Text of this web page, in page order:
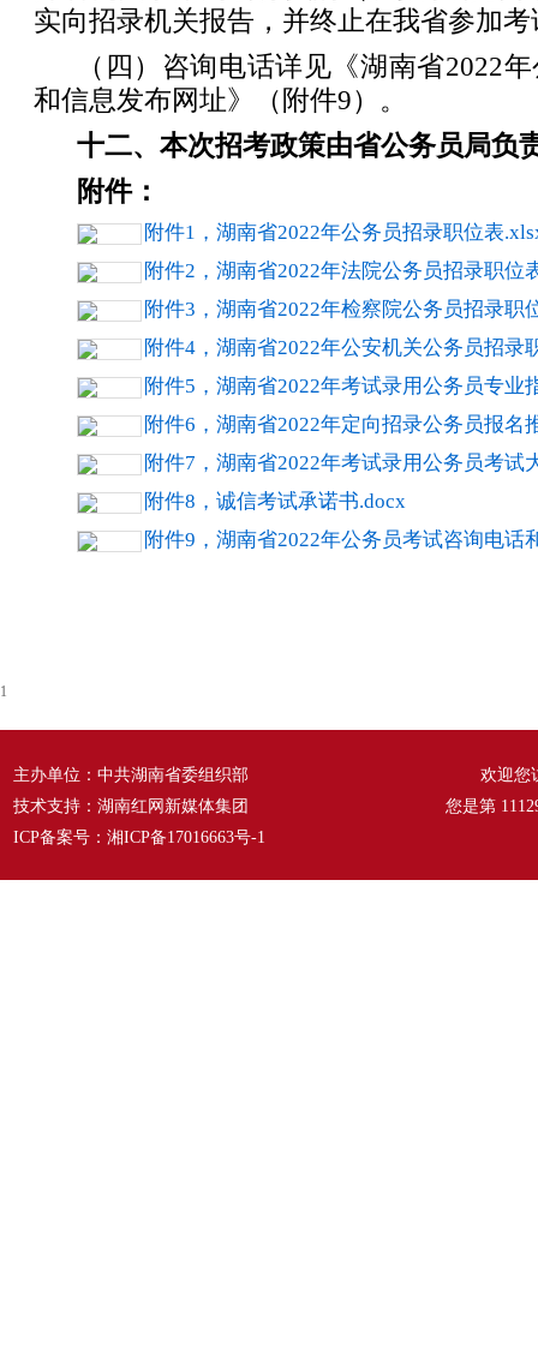
实向招录机关报告，并终止在我省参加
（四）咨询电话详见《湖南省2022
和信息发布网址》（附件9）。
十二、本次招考政策由省公务员局负
附件：
附件1，湖南省2022年公务员招录职位表
附件2，湖南省2022年法院公务员招录职位
附件3，湖南省2022年检察院公务员招录职
附件4，湖南省2022年公安机关公务员招录
附件5，湖南省2022年考试录用公务员专业
附件6，湖南省2022年定向招录公务员报名
附件7，湖南省2022年考试录用公务员考试
附件8，诚信考试承诺书.docx
附件9，湖南省2022年公务员考试咨询电话
1
主办单位：中共湖南省委组织部
技术支持：湖南红网新媒体集团
ICP备案号： 湘ICP备17016663号-1
欢迎您
您是第